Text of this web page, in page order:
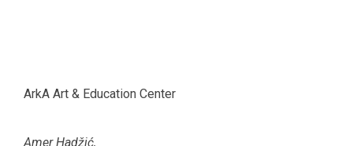
ArkA Art & Education Center
Amer Hadžić,